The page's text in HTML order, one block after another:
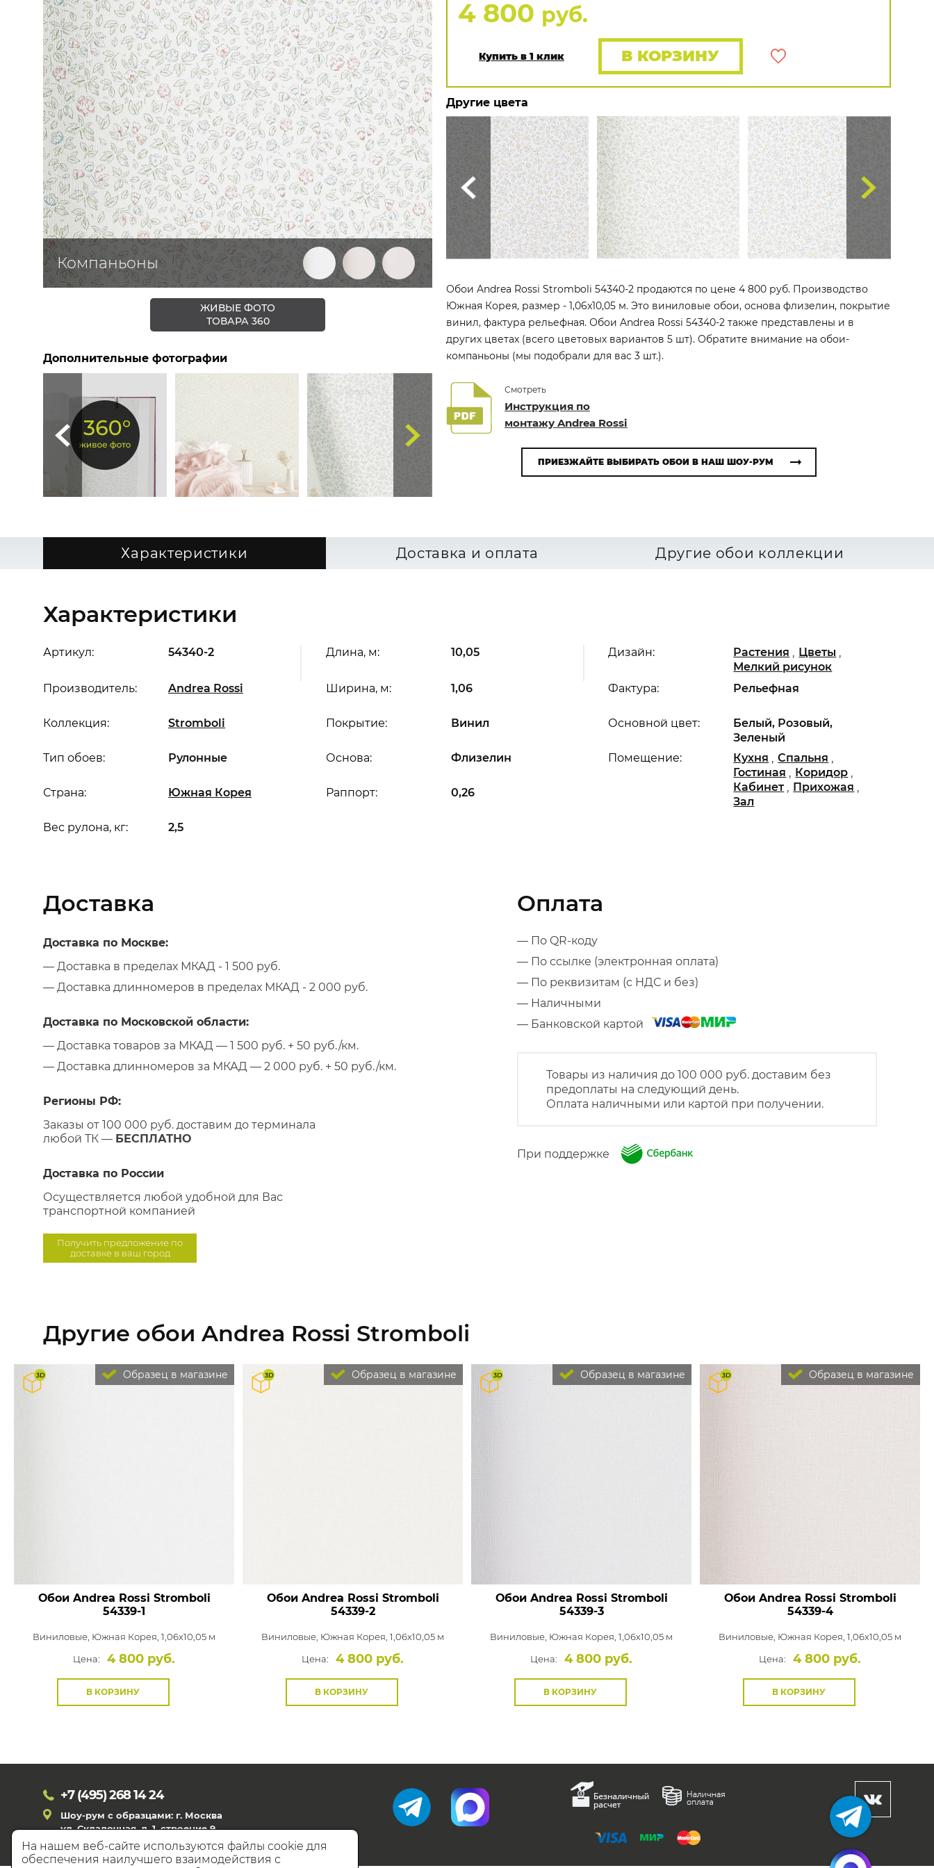
ЦВЕТА
ПОКАЗАТЬ ВСЕ ОБОИ
Компаньоны
ЖИВЫЕ ФОТО
ТОВАРА 360
Дополнительные фотографии
4 800 руб.
Купить в 1 клик В КОРЗИНУ
Другие цвета
Обои Andrea Rossi Stromboli 54340-2 продаются по цене 4 800 руб. Производство
Южная Корея, размер - 1,06x10,05 м. Это виниловые обои, основа флизелин, покрытие
винил, фактура рельефная. Обои Andrea Rossi 54340-2 также представлены и в
других цветах (всего цветовых вариантов 5 шт). Обратите внимание на обои-
компаньоны (мы подобрали для вас 3 шт.).
Смотреть
Инструкция по
монтажу Andrea Rossi
ПРИЕЗЖАЙТЕ ВЫБИРАТЬ ОБОИ В НАШ ШОУ-РУМ
Характеристики Доставка и оплата Другие обои коллекции
Характеристики
Артикул: 54340-2
Производитель: Andrea Rossi
Коллекция: Stromboli
Длина, м: 10,05
Ширина, м: 1,06
Вес рулона, кг: 2,5
Раппорт: 0,26
Основной цвет:
Белый, Розовый,
Зеленый
Дизайн: Растения , Цветы ,
Мелкий рисунок
Основа: Флизелин
Покрытие: Винил
Помещение: Кухня ,Спальня ,
Гостиная , Коридор ,
Кабинет , Прихожая ,
Зал
Страна: Южная Корея
Тип обоев: Рулонные
Фактура: Рельефная
Доставка
Доставка по Москве:
— Доставка в пределах МКАД - 1 500 руб.
— Доставка длинномеров в пределах МКАД - 2 000 руб.
Доставка по Московской области:
— Доставка товаров за МКАД — 1 500 руб. + 50 руб./км.
— Доставка длинномеров за МКАД — 2 000 руб. + 50 руб./км.
Регионы РФ:
Заказы от 100 000 руб. доставим до терминала
любой ТК — БЕСПЛАТНО
Доставка по России
Осуществляется любой удобной для Вас
транспортной компанией
Получить предложение по
доставке в ваш город
Оплата
— По QR-коду
— По ссылке (электронная оплата)
— По реквизитам (с НДС и без)
— Наличными
— Банковской картой
Товары из наличия до 100 000 руб. доставим без
предоплаты на следующий день.
Оплата наличными или картой при получении.
При поддержке
Другие обои Andrea Rossi Stromboli
Образец в магазине
Обои Andrea Rossi Stromboli
54339-1
Виниловые, Южная Корея, 1,06x10,05 м
Цена:
4 800 руб.
В КОРЗИНУ
Образец в магазине
Обои Andrea Rossi Stromboli
54339-2
Виниловые, Южная Корея, 1,06x10,05 м
Цена:
4 800 руб.
В КОРЗИНУ
Образец в магазине
Обои Andrea Rossi Stromboli
54339-3
Виниловые, Южная Корея, 1,06x10,05 м
Цена:
4 800 руб.
В КОРЗИНУ
Образец в магазине
Обои Andrea Rossi Stromboli
54339-4
Виниловые, Южная Корея, 1,06x10,05 м
Цена:
4 800 руб.
В КОРЗИНУ
+7 (495)268 14 24
Шоу-рум с образцами: г. Москва
ул. Складочная, д. 1, строение 9
На нашем веб-сайте используются файлы cookie для
обеспечения наилучшего взаимодействия с